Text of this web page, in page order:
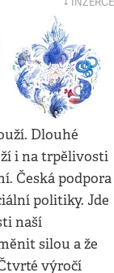
Dlouhé
i na trpělivosti
Česká podpora
politiky. Jde
naší
silou a že
výročí